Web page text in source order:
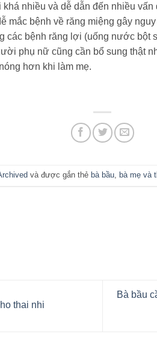
nhiều và dễ dẫn đến nhiều
mắc bệnh về răng miệng gây
các bệnh răng lợi (uống nước
phụ nữ cũng cần bổ sung thật
hơn khi làm mẹ.
và được gắn thẻ bà bầu, bà mẹ và
thai nhi
Bà bầu